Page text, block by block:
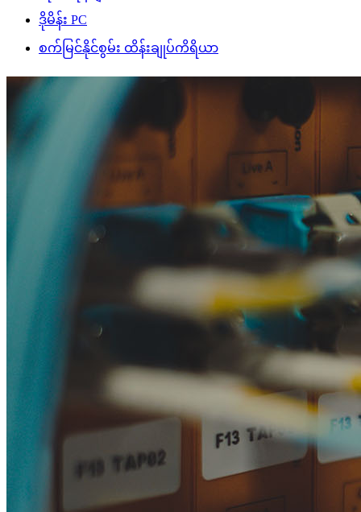
ဒိုမိန်း PC
စက်မြင်နိုင်စွမ်း ထိန်းချုပ်ကိရိယာ